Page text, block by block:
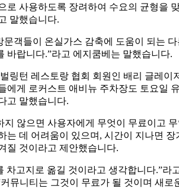
로 사용하도록 장려하여 수요의 균형을
말했습니다.
문객들이 온실가스 감축에 도움이 되는 다
바랍니다.”라고 에지쿰베는 말했습니다.
링턴 레스토랑 협회 회원인 배리 글레이
에게 로커스트 애비뉴 주차장도 토요일
고 말했습니다.
지 않으면 사용자에게 무엇이 무료이고
는 데 어려움이 있으며, 시간이 지나면 장
질 것이라고 제안했습니다.
차고지로 옮길 것이라고 생각합니다.”라
뮤니티는 그것이 무료가 될 것이며 새로